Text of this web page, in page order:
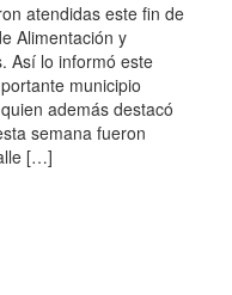
atendidas este fin de
Alimentación y
Así lo informó este
municipio
además destacó
semana fueron
[…]